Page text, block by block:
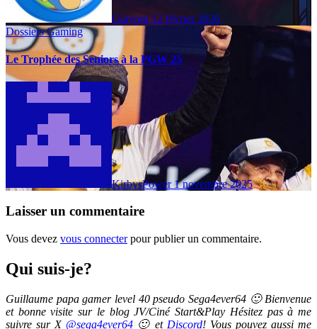
Guiyom 12 février 2026
Dossiers Gaming
Le Trophée des Seniors à la PGW 25
KirbysPower 1 novembre 2025
Laisser un commentaire
Vous devez vous connecterpour publier un commentaire.
Qui suis-je?
Guillaume papa gamer level 40 pseudo Sega4ever64 🙂 Bienvenue
et bonne visite sur le blog JV/Ciné Start&Play Hésitez pas à me
suivre sur X @sega4ever64 🙂 et Discord! Vous pouvez aussi me